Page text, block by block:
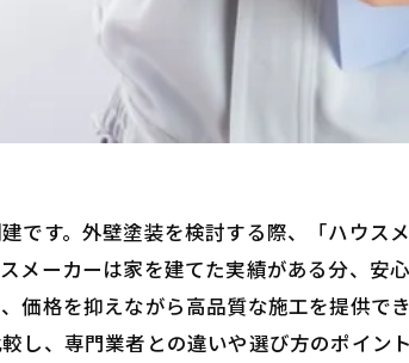
です。外壁塗装を検討する際、「ハウス
メーカーは家を建てた実績がある分、
価格を抑えながら高品質な施工を提供
し、専門業者との違いや選び方のポイン